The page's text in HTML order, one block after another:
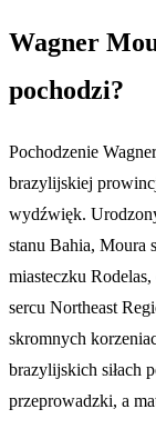
Wagner
pochodzi?
Pochodzenie
brazylijskiej
wydźwięk.
stanu Bahia, Moura
miasteczku
sercu Northeast
skromnych
brazylijskich siłach
przeprowadzki, a